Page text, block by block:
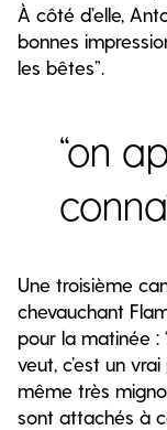
À côté d’elle,
bonnes
les bêtes”.
“on
Une troisième
chevauchant
pour la matinée :
veut, c’est un
même très
sont attachés à